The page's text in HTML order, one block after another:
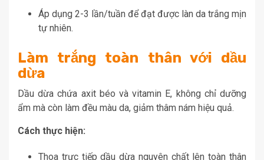
Áp dụng 2-3 lần/tuần để đạt được làn da trắng mịn
tự nhiên.
Làm trắng toàn thân với dầu
dừa
Dầu dừa chứa axit béo và vitamin E, không chỉ dưỡng
ẩm mà còn làm đều màu da, giảm thâm nám hiệu quả.
Cách thực hiện:
Thoa trực tiếp dầu dừa nguyên chất lên toàn thân